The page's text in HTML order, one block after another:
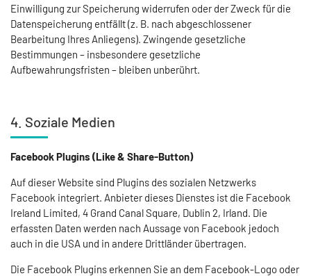
Einwilligung zur Speicherung widerrufen oder der Zweck für die
Datenspeicherung entfällt (z. B. nach abgeschlossener
Bearbeitung Ihres Anliegens). Zwingende gesetzliche
Bestimmungen – insbesondere gesetzliche
Aufbewahrungsfristen – bleiben unberührt.
4. Soziale Medien
Facebook Plugins (Like & Share-Button)
Auf dieser Website sind Plugins des sozialen Netzwerks
Facebook integriert. Anbieter dieses Dienstes ist die Facebook
Ireland Limited, 4 Grand Canal Square, Dublin 2, Irland. Die
erfassten Daten werden nach Aussage von Facebook jedoch
auch in die USA und in andere Drittländer übertragen.
Die Facebook Plugins erkennen Sie an dem Facebook-Logo oder